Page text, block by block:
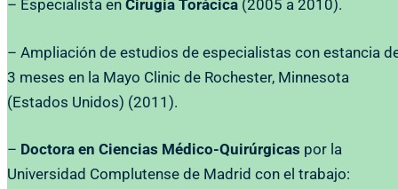
– Especialista en Cirugía Torácica (2005 a 2010).
– Ampliación de estudios de especialistas con estancia
3 meses en la Mayo Clinic de Rochester, Minnesota
(Estados Unidos) (2011).
– Doctora en Ciencias Médico-Quirúrgicas por la
Universidad Complutense de Madrid con el trabajo: